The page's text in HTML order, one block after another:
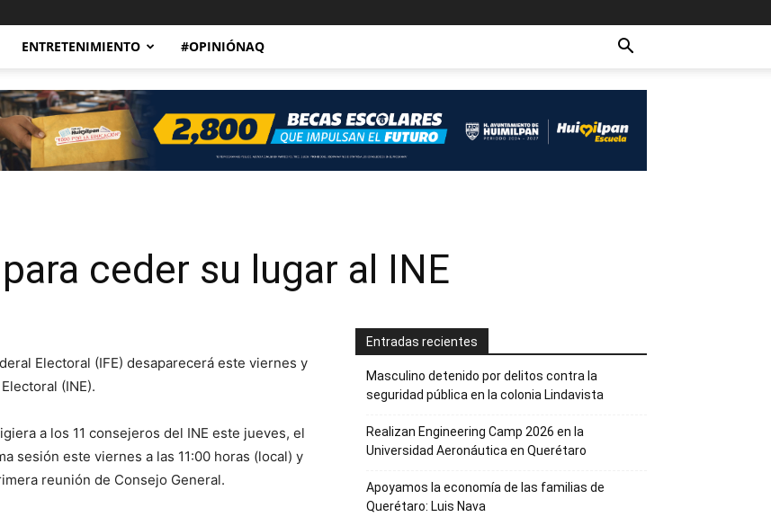
ENTRETENIMIENTO #OPINIÓNAQ
para ceder su lugar al INE
Electoral (IFE) desaparecerá este viernes y
(INE).
a los 11 consejeros del INE este jueves, el
sesión este viernes a las 11:00 horas (local) y
reunión de Consejo General.
Entradas recientes
Masculino detenido por delitos contra la
seguridad pública en la colonia Lindavista
Realizan Engineering Camp 2026 en la
Universidad Aeronáutica en Querétaro
Apoyamos la economía de las familias de
Querétaro: Luis Nava